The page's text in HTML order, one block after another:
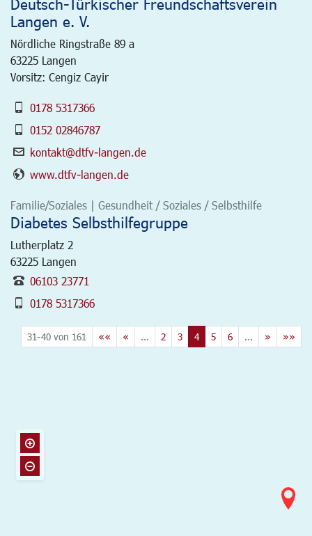
Langen e. V.
Nördliche Ringstraße 89 a
63225 Langen
Vorsitz: Cengiz Cayir
0178 5317366
0152 02846787
kontakt@dtfv-langen.de
www.dtfv-langen.de
Familie/Soziales | Gesundheit / Soziales / Selbsthilfe
Diabetes Selbsthilfegruppe
Lutherplatz 2
63225 Langen
06103 23771
0178 5317366
31-40 von 161 «« « ... 2 3 4 5 6 ... » »»